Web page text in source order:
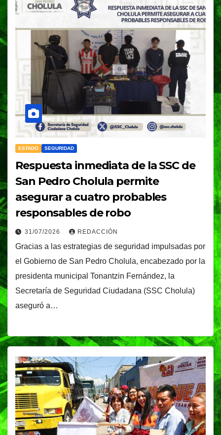
ESTADO SEGURIDAD
Respuesta inmediata de la SSC de
San Pedro Cholula permite
asegurar a cuatro probables
responsables de robo
31/07/2026 REDACCIÓN
Gracias a las estrategias de seguridad impulsadas por
el Gobierno de San Pedro Cholula, encabezado por la
presidenta municipal Tonantzin Fernández, la
Secretaría de Seguridad Ciudadana (SSC Cholula)
aseguró a…